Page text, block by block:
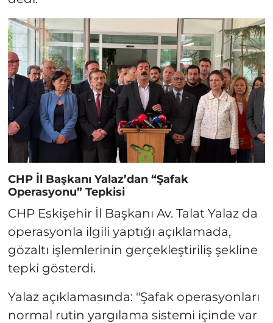
CHP İl Başkanı Yalaz’dan “Şafak
Operasyonu” Tepkisi
CHP Eskişehir İl Başkanı Av. Talat Yalaz da
operasyonla ilgili yaptığı açıklamada,
gözaltı işlemlerinin gerçekleştiriliş şekline
tepki gösterdi.
Yalaz açıklamasında: "Şafak operasyonları
normal rutin yargılama sistemi içinde var